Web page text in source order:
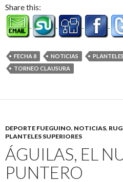
Share this:
FECHA 8 NOTICIAS
TORNEO CLAUSURA
DEPORTE FUEGUINO, NOTICIAS,
PLANTELES SUPERIORES
ÁGUILAS, EL
PUNTERO